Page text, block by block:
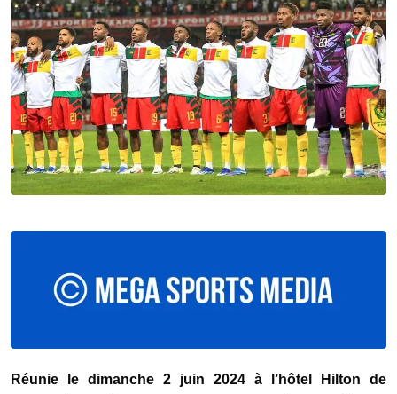
Réunie le dimanche 2 juin 2024 à l’hôtel Hilton de